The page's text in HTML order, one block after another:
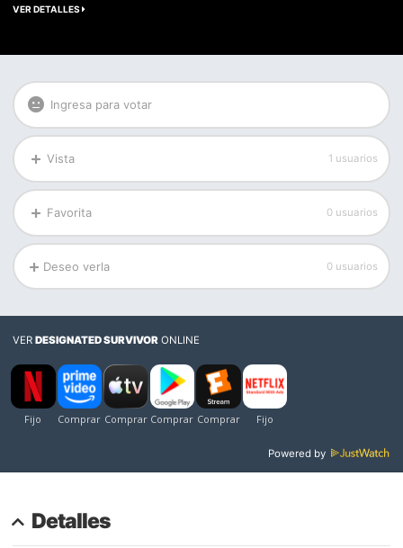
VER DETALLES
Ingresa para votar
Vista 1 usuarios
Favorita 0 usuarios
Deseo verla 0 usuarios
VERDESIGNATED SURVIVOR ONLINE
Powered by
Detalles